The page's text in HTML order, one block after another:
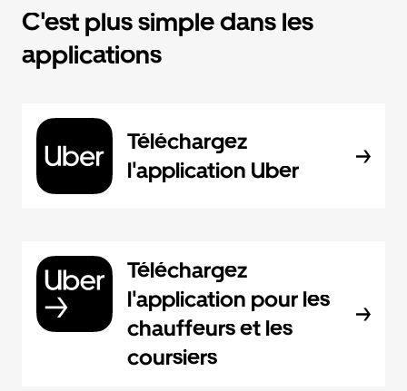
C'est plus simple dans les
applications
Téléchargez
l'application Uber
Téléchargez
l'application pour les
chauffeurs et les
coursiers